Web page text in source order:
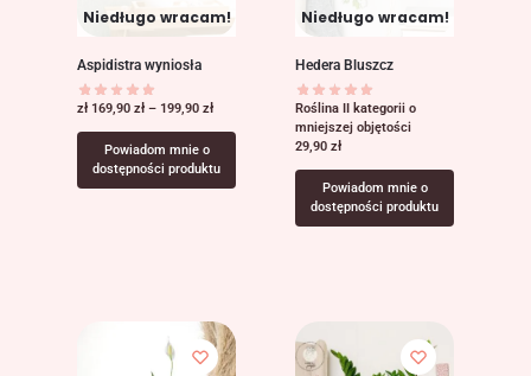
Niedługo wracam!
Aspidistra wyniosła
zł 169,90 zł – 199,90 zł
Powiadom mnie o
dostępności produktu
Niedługo wracam!
Hedera Bluszcz
Roślina II kategorii o
mniejszej objętości
29,90 zł
Powiadom mnie o
dostępności produktu